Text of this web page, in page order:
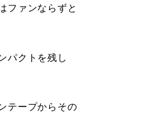
ファンならずと
パクトを残し
テープからその